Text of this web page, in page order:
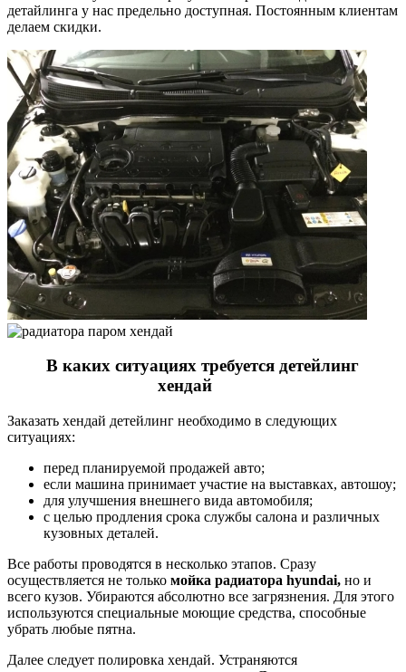
детайлинга у нас предельно доступная. Постоянным клиентам
делаем скидки.
В каких ситуациях требуется детейлинг
хендай
Заказать хендай детейлинг необходимо в следующих
ситуациях:
перед планируемой продажей авто;
если машина принимает участие на выставках, автошоу;
для улучшения внешнего вида автомобиля;
с целью продления срока службы салона и различных
кузовных деталей.
Все работы проводятся в несколько этапов. Сразу
осуществляется не только мойка радиатора hyundai, но и
всего кузов. Убираются абсолютно все загрязнения. Для этого
используются специальные моющие средства, способные
убрать любые пятна.
Далее следует полировка хендай. Устраняются